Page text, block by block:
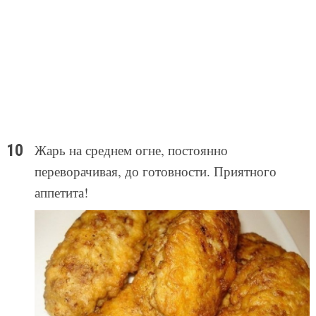
Жарь на среднем огне, постоянно
переворачивая, до готовности. Приятного
аппетита!